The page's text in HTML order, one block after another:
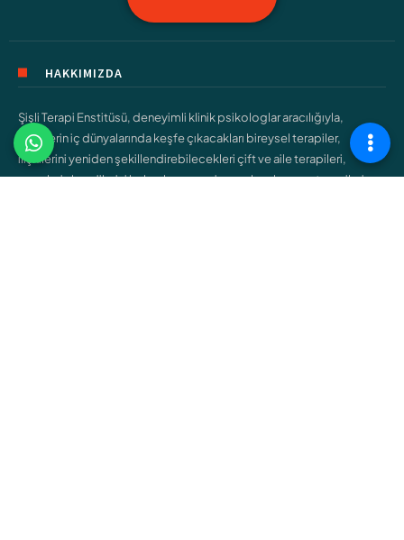
HAKKIMIZDA
Şişli Terapi Enstitüsü, deneyimli klinik psikologlar aracılığıyla,
bireylerin iç dünyalarında keşfe çıkacakları bireysel terapiler,
ilişkilerini yeniden şekillendirebilecekleri çift ve aile terapileri,
gençlerin kendilerini bulmalarına yardımcı olacak ergen terapileri